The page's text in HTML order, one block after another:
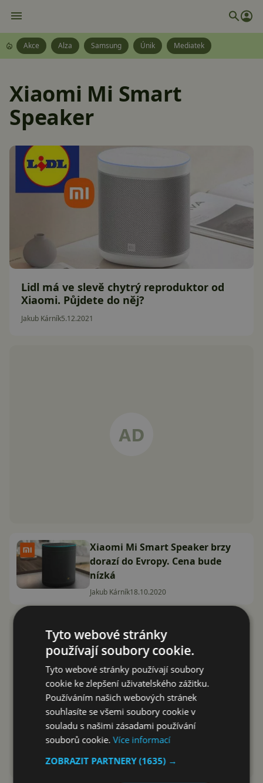
Akce Alza Samsung Únik Mediatek
Xiaomi Mi Smart
Speaker
Lidl má ve slevě chytrý reproduktor od
Xiaomi. Půjdete do něj?
Jakub Kárník5.12.2021
Xiaomi Mi Smart Speaker brzy
dorazí do Evropy. Cena bude
nízká
Jakub Kárník18.10.2020
Tyto webové stránky
používají soubory cookie.
Tyto webové stránky používají soubory
cookie ke zlepšení uživatelského zážitku.
Používáním našich webových stránek
souhlasíte se všemi soubory cookie v
souladu s našimi zásadami používání
souborů cookie.Více informací
ZOBRAZIT PARTNERY(1635) →